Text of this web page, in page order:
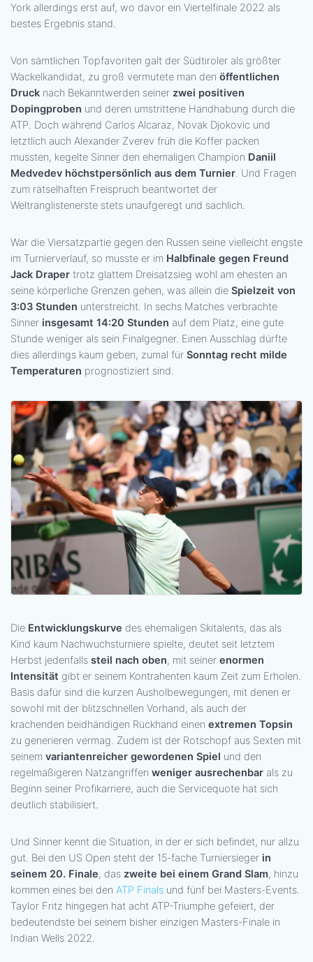
York allerdings erst auf, wo davor ein Viertelfinale 2022 als
bestes Ergebnis stand.
Von sämtlichen Topfavoriten galt der Südtiroler als größter
Wackelkandidat, zu groß vermutete man den öffentlichen
Druck nach Bekanntwerden seiner zwei positiven
Dopingproben und deren umstrittene Handhabung durch die
ATP. Doch während Carlos Alcaraz, Novak Djokovic und
letztlich auch Alexander Zverev früh die Koffer packen
mussten, kegelte Sinner den ehemaligen Champion Daniil
Medvedev höchstpersönlich aus dem Turnier. Und Fragen
zum rätselhaften Freispruch beantwortet der
Weltranglistenerste stets unaufgeregt und sachlich.
War die Viersatzpartie gegen den Russen seine vielleicht engste
im Turnierverlauf, so musste er im Halbfinale gegen Freund
Jack Draper trotz glattem Dreisatzsieg wohl am ehesten an
seine körperliche Grenzen gehen, was allein die Spielzeit von
3:03 Stunden unterstreicht. In sechs Matches verbrachte
Sinner insgesamt 14:20 Stunden auf dem Platz, eine gute
Stunde weniger als sein Finalgegner. Einen Ausschlag dürfte
dies allerdings kaum geben, zumal für Sonntag recht milde
Temperaturen prognostiziert sind.
Die Entwicklungskurve des ehemaligen Skitalents, das als
Kind kaum Nachwuchsturniere spielte, deutet seit letztem
Herbst jedenfalls steil nach oben, mit seiner enormen
Intensität gibt er seinem Kontrahenten kaum Zeit zum Erholen.
Basis dafür sind die kurzen Ausholbewegungen, mit denen er
sowohl mit der blitzschnellen Vorhand, als auch der
krachenden beidhändigen Rückhand einen extremen Topsin
zu generieren vermag. Zudem ist der Rotschopf aus Sexten mit
seinem variantenreicher gewordenen Spiel und den
regelmäßigeren Natzangriffen weniger ausrechenbar als zu
Beginn seiner Profikarriere, auch die Servicequote hat sich
deutlich stabilisiert.
Und Sinner kennt die Situation, in der er sich befindet, nur allzu
gut. Bei den US Open steht der 15-fache Turniersieger in
seinem 20. Finale, das zweite bei einem Grand Slam, hinzu
kommen eines bei den ATP Finals und fünf bei Masters-Events.
Taylor Fritz hingegen hat acht ATP-Triumphe gefeiert, der
bedeutendste bei seinem bisher einzigen Masters-Finale in
Indian Wells 2022.